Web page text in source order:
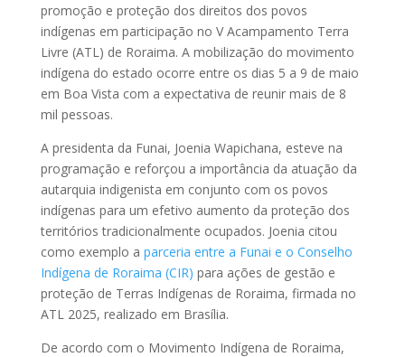
promoção e proteção dos direitos dos povos
indígenas em participação no V Acampamento Terra
Livre (ATL) de Roraima. A mobilização do movimento
indígena do estado ocorre entre os dias 5 a 9 de maio
em Boa Vista com a expectativa de reunir mais de 8
mil pessoas.
A presidenta da Funai, Joenia Wapichana, esteve na
programação e reforçou a importância da atuação da
autarquia indigenista em conjunto com os povos
indígenas para um efetivo aumento da proteção dos
territórios tradicionalmente ocupados. Joenia citou
como exemplo a parceria entre a Funai e o Conselho
Indígena de Roraima (CIR) para ações de gestão e
proteção de Terras Indígenas de Roraima, firmada no
ATL 2025, realizado em Brasília.
De acordo com o Movimento Indígena de Roraima,